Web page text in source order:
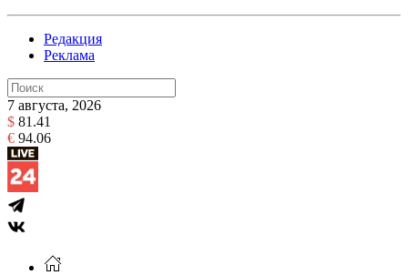
Редакция
Реклама
7 августа, 2026
$ 81.41
€ 94.06